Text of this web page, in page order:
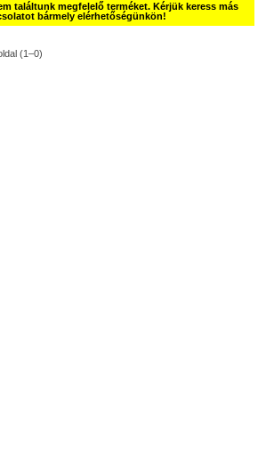
találtunk megfelelő terméket. Kérjük keress más
bármely elérhetőségünkön!
(1–0)